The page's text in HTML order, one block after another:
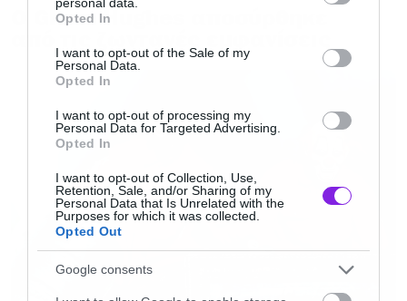
grant or deny consent to Google and its third-party tags to
use your data for below specified purposes in below Google
consent section.
Opted In
I want to opt-out of the Sale of my
Personal Data.
Opted In
I want to opt-out of processing my
Personal Data for Targeted Advertising.
Opted In
I want to opt-out of Collection, Use,
Retention, Sale, and/or Sharing of my
Personal Data that Is Unrelated with the
Purposes for which it was collected.
Opted Out
Google consents
τα 100 εκατομμύρια δολάρια.
Ο Glenn Hughes αποσύρθηκε